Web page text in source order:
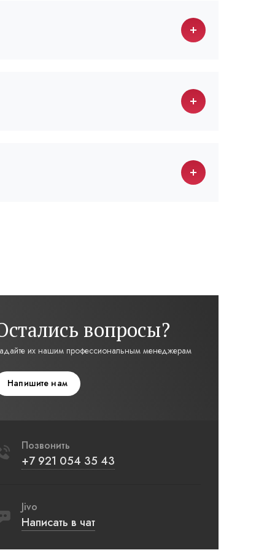
вопросы?
их нашим профессиональным менеджерам
Напишите нам
Позвонить
+7 921 054 35 43
Jivo
Написать в чат